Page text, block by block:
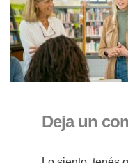
Deja un